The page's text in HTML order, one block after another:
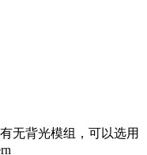
无背光模组，可以选用